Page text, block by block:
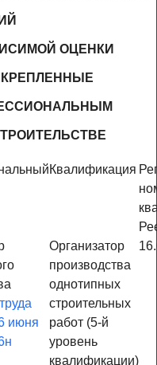
ОЦЕНКИ
Квалификация
июня
Организатор
производства
однотипных
строительных
работ (5-й
уровень
квалификации)